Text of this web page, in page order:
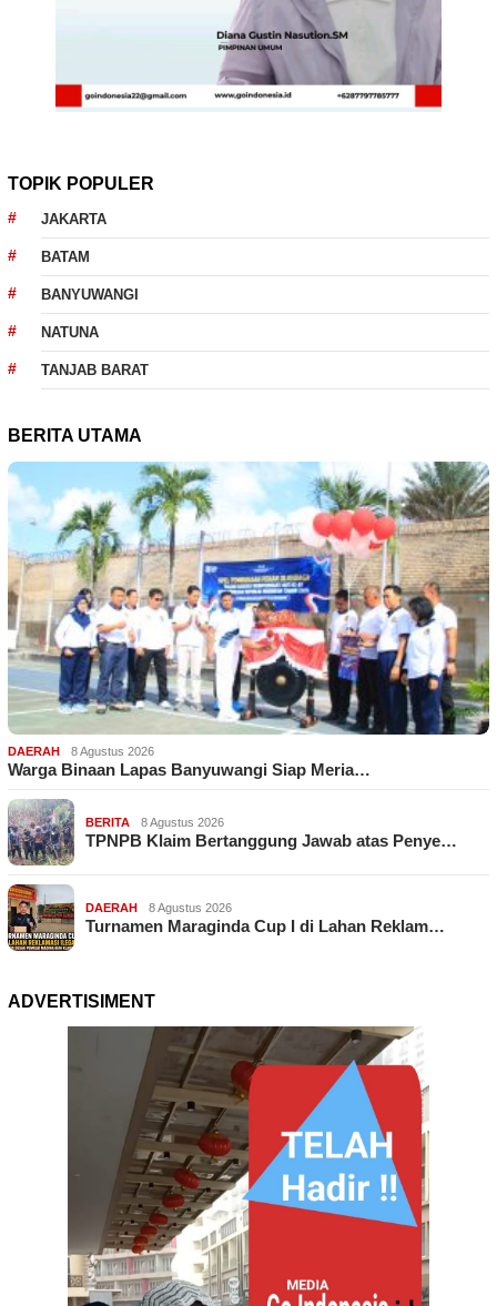
TOPIK POPULER
JAKARTA
BATAM
BANYUWANGI
NATUNA
TANJAB BARAT
BERITA UTAMA
DAERAH 8 Agustus 2026
Warga Binaan Lapas Banyuwangi Siap Meria…
BERITA 8 Agustus 2026
TPNPB Klaim Bertanggung Jawab atas Penye…
DAERAH 8 Agustus 2026
Turnamen Maraginda Cup I di Lahan Reklam…
ADVERTISIMENT